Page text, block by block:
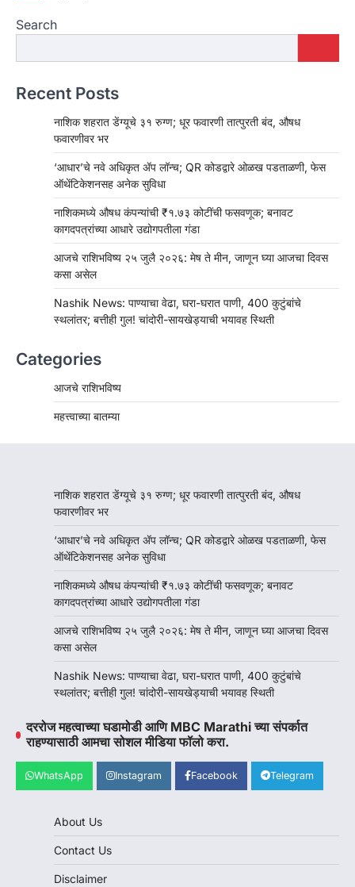
Search
Recent Posts
नाशिक शहरात डेंग्यूचे ३१ रुग्ण; धूर फवारणी तात्पुरती बंद, औषध
फवारणीवर भर
‘आधार’चे नवे अधिकृत ॲप लॉन्च; QR कोडद्वारे ओळख पडताळणी, फेस
ऑथेंटिकेशनसह अनेक सुविधा
नाशिकमध्ये औषध कंपन्यांची ₹१.७३ कोटींची फसवणूक; बनावट
कागदपत्रांच्या आधारे उद्योगपतीला गंडा
आजचे राशिभविष्य २५ जुलै २०२६: मेष ते मीन, जाणून घ्या आजचा दिवस
कसा असेल
Nashik News: पाण्याचा वेढा, घरा-घरात पाणी, 400 कुटुंबांचे
स्थलांतर; बत्तीही गुल! चांदोरी-सायखेड्याची भयावह स्थिती
Categories
आजचे राशिभविष्य
महत्त्वाच्या बातम्या
नाशिक शहरात डेंग्यूचे ३१ रुग्ण; धूर फवारणी तात्पुरती बंद, औषध
फवारणीवर भर
‘आधार’चे नवे अधिकृत ॲप लॉन्च; QR कोडद्वारे ओळख पडताळणी, फेस
ऑथेंटिकेशनसह अनेक सुविधा
नाशिकमध्ये औषध कंपन्यांची ₹१.७३ कोटींची फसवणूक; बनावट
कागदपत्रांच्या आधारे उद्योगपतीला गंडा
आजचे राशिभविष्य २५ जुलै २०२६: मेष ते मीन, जाणून घ्या आजचा दिवस
कसा असेल
Nashik News: पाण्याचा वेढा, घरा-घरात पाणी, 400 कुटुंबांचे
स्थलांतर; बत्तीही गुल! चांदोरी-सायखेड्याची भयावह स्थिती
दररोज महत्वाच्या घडामोडी आणि MBC Marathi च्या संपर्कात
राहण्यासाठी आमचा सोशल मीडिया फॉलो करा.
WhatsApp Instagram Facebook Telegram
About Us
Contact Us
Disclaimer